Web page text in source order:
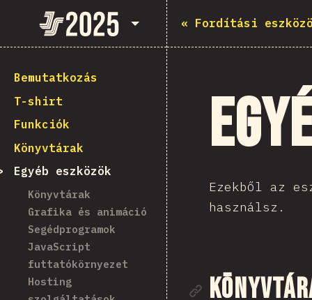
State of JavaScript 2025
Bemutatkozás
T-shirt
Funkciók
Könyvtárak
Egyéb eszközök
Könyvtárak
Grafika és animáció
Segédprogramok
JavaScript
futtatókörnyezet
Hosting
« Fordítási
Ezekből az
használsz.
Rész